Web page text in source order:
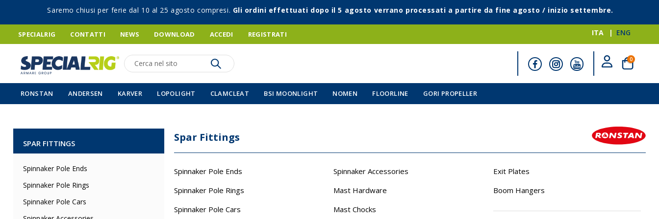
Saremo chiusi per ferie dal 10 al 25 agosto compresi. Gli ordini effettuati dopo il 5 agosto verrano processati a partire da fine agosto / inizio settembre.
ITA ENG
SPECIALRIG CONTATTI NEWS DOWNLOAD ACCEDI REGISTRATI
Ricerca
Cart
0elementi
RONSTAN ANDERSEN KARVER LOPOLIGHT CLAMCLEAT BSI MOONLIGHT NOMEN FLOORLINE GORI PROPELLER
Spar Fittings
Spinnaker Pole Ends
Spinnaker Pole Rings
Spinnaker Pole Cars
Spinnaker Accessories
Mast Hardware
Mast Chocks
Exit Plates
Boom Hangers
SPAR FITTINGS
Spinnaker Pole Ends
Spinnaker Pole Rings
Spinnaker Pole Cars